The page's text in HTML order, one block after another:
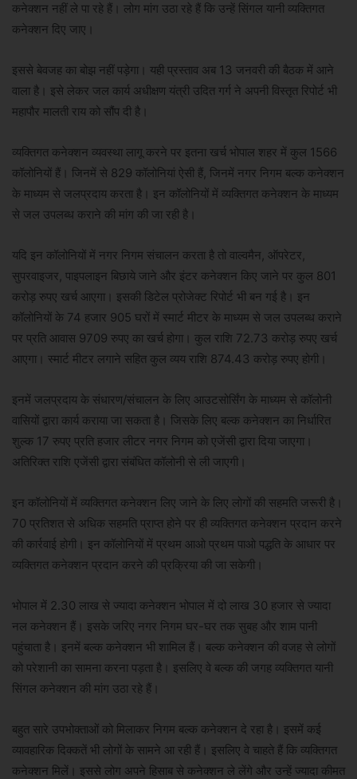
कनेक्शन नहीं ले पा रहे हैं। लोग मांग उठा रहे हैं कि उन्हें सिंगल यानी व्यक्तिगत
कनेक्शन दिए जाए।
इससे बेवजह का बोझ नहीं पड़ेगा। यही प्रस्ताव अब 13 जनवरी की बैठक में आने
वाला है। इसे लेकर जल कार्य अधीक्षण यंत्री उदित गर्ग ने अपनी विस्तृत रिपोर्ट भी
महापौर मालती राय को सौंप दी है।
व्यक्तिगत कनेक्शन व्यवस्था लागू करने पर इतना खर्च भोपाल शहर में कुल 1566
कॉलोनियों हैं। जिनमें से 829 कॉलोनियां ऐसी हैं, जिनमें नगर निगम बल्क कनेक्शन
के माध्यम से जलप्रदाय करता है। इन कॉलोनियों में व्यक्तिगत कनेक्शन के माध्यम
से जल उपलब्ध कराने की मांग की जा रही है।
यदि इन कॉलोनियों में नगर निगम संचालन करता है तो वाल्वमैन, ऑपरेटर,
सुपरवाइजर, पाइपलाइन बिछाये जाने और इंटर कनेक्शन किए जाने पर कुल 801
करोड़ रुपए खर्च आएगा। इसकी डिटेल प्रोजेक्ट रिपोर्ट भी बन गई है। इन
कॉलोनियों के 74 हजार 905 घरों में स्मार्ट मीटर के माध्यम से जल उपलब्ध कराने
पर प्रति आवास 9709 रुपए का खर्च होगा। कुल राशि 72.73 करोड़ रुपए खर्च
आएगा। स्मार्ट मीटर लगाने सहित कुल व्यय राशि 874.43 करोड़ रुपए होगी।
इनमें जलप्रदाय के संधारण/संचालन के लिए आउटसोर्सिंग के माध्यम से कॉलोनी
वासियों द्वारा कार्य कराया जा सकता है। जिसके लिए बल्क कनेक्शन का निर्धारित
शुल्क 17 रुपए प्रति हजार लीटर नगर निगम को एजेंसी द्वारा दिया जाएगा।
अतिरिक्त राशि एजेंसी द्वारा संबंधित कॉलोनी से ली जाएगी।
इन कॉलोनियों में व्यक्तिगत कनेक्शन लिए जाने के लिए लोगों की सहमति जरूरी है।
70 प्रतिशत से अधिक सहमति प्राप्त होने पर ही व्यक्तिगत कनेक्शन प्रदान करने
की कार्रवाई होगी। इन कॉलोनियों में प्रथम आओ प्रथम पाओ पद्धति के आधार पर
व्यक्तिगत कनेक्शन प्रदान करने की प्रक्रिया की जा सकेगी।
भोपाल में 2.30 लाख से ज्यादा कनेक्शन भोपाल में दो लाख 30 हजार से ज्यादा
नल कनेक्शन हैं। इसके जरिए नगर निगम घर-घर तक सुबह और शाम पानी
पहुंचाता है। इनमें बल्क कनेक्शन भी शामिल हैं। बल्क कनेक्शन की वजह से लोगों
को परेशानी का सामना करना पड़ता है। इसलिए वे बल्क की जगह व्यक्तिगत यानी
सिंगल कनेक्शन की मांग उठा रहे हैं।
बहुत सारे उपभोक्ताओं को मिलाकर निगम बल्क कनेक्शन दे रहा है। इसमें कई
व्यावहारिक दिक्कतें भी लोगों के सामने आ रही हैं। इसलिए वे चाहते हैं कि व्यक्तिगत
कनेक्शन मिलें। इससे लोग अपने हिसाब से कनेक्शन ले लेंगे और उन्हें ज्यादा कीमत